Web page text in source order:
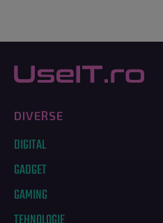
DIVERSE
DIGITAL
GADGET
GAMING